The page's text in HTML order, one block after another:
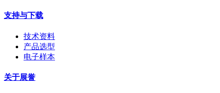
支持与下载
技术资料
产品选型
电子样本
关于展誉